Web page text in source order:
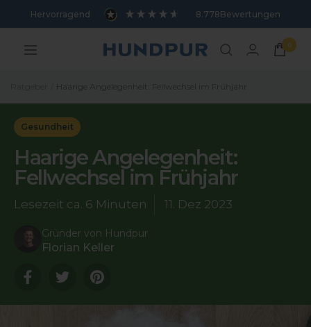
Hervorragend 8.778Bewertungen
Navigation Hundpur 0
Gesundheit
Haarige Angelegenheit:
Fellwechsel im Frühjahr
Lesezeit ca. 6 Minuten 11. Dez 2023
Gründer von Hundpur
Florian Keller
Translation
missing:
de.general.sharing.facebook
Translation
de.general.sharing.twitter
Translation
missing:
de.general.sharing.pinterest